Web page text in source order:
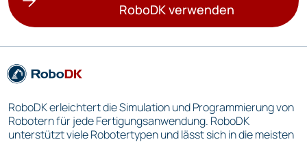
RoboDK verwenden
RoboDK erleichtert die Simulation und Programmierung von
Robotern für jede Fertigungsanwendung. RoboDK
unterstützt viele Robotertypen und lässt sich in die meisten